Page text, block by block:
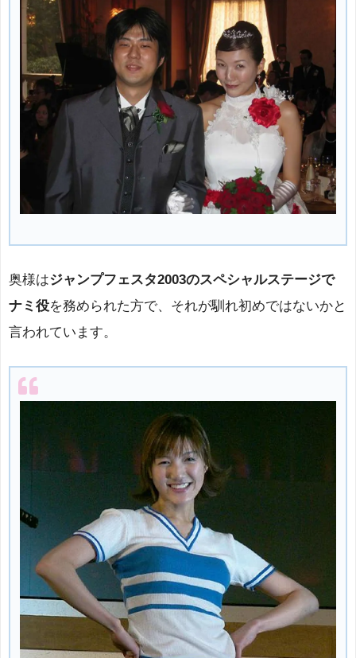
奥様はジャンプフェスタ2003のスペシャルステージで
ナミ役を務められた方で、それが馴れ初めではないかと
言われています。